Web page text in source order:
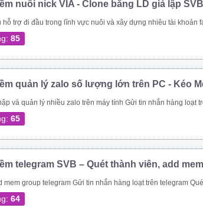
nuôi nick VIA - Clone bằng LD giả lập
nuôi và xây dựng nhiêu tài khoản facebook cực chất cho bán hàng online Quản lý nuôi nick tự động 1 nick trên 1 điện thoại ảo riêng biệt Đăng bài, comment tự động lên các hội nhóm Quản lí bạn bè tự động Tự động tham gia nhóm Thiết lập tương tác
85
quản lý zalo số lượng lớn trên PC - Kéo
loạt trên zalo Gửi tin nhắn hàng loạt trên zalo theo danh bạ. Gửi tin nhắn zalo hàng loạt theo phân loại trên danh bạ. Gửi tin nhắn zalo hàng loạt, tự động vào các group. Gửi tin nhắn zalo tự động theo thành viên nhóm zalo nhanh chóng. Kết bạn zalo tự động số lượng lớn Phần mềm quản lý zalo còn giúp bạn tiếp cận hàng triệu khách hàng trên nền tảng nhanh chóng. Kết bạn zalo hàng loạt là tính năng giúp bạn thực hiện mục tiêu này. Với
65
telegram SVB – Quét thành viên, add
group telegram Gửi tin nhắn hàng loạt trên telegram Quét thành viên
64